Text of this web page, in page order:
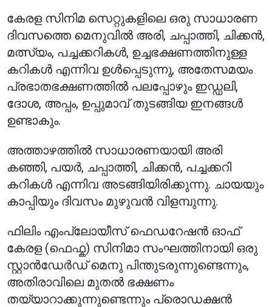
കേരള സിനിമ സെറ്റുകളിലെ ഒരു സാധാരണ
ദിവസത്തെ മെനുവിൽ അരി, ചപ്പാത്തി, ചിക്കൻ,
മത്സ്യം, പച്ചക്കറികൾ, ഉച്ചഭക്ഷണത്തിനുള്ള
കറികൾ എന്നിവ ഉൾപ്പെടുന്നു, അതേസമയം
പ്രഭാതഭക്ഷണത്തിൽ പലപ്പോഴും ഇഡ്ഡലി,
ദോശ, അപ്പം, ഉപ്പുമാവ് തുടങ്ങിയ ഇനങ്ങൾ
ഉണ്ടാകും.
അത്താഴത്തിൽ സാധാരണയായി അരി
കഞ്ഞി, പയർ, ചപ്പാത്തി, ചിക്കൻ, പച്ചക്കറി
കറികൾ എന്നിവ അടങ്ങിയിരിക്കുന്നു. ചായയും
കാപ്പിയും ദിവസം മുഴുവൻ വിളമ്പുന്നു.
ഫിലിം എംപ്ലോയീസ് ഫെഡറേഷൻ ഓഫ്
കേരള (ഫെഫ്ക) സിനിമാ സംഘത്തിനായി ഒരു
സ്റ്റാൻഡേർഡ് മെനു പിന്തുടരുന്നുണ്ടെന്നും,
അതിരാവിലെ മുതൽ ഭക്ഷണം
തയ്യാറാക്കുന്നുണ്ടെന്നും പ്രൊഡക്ഷൻ